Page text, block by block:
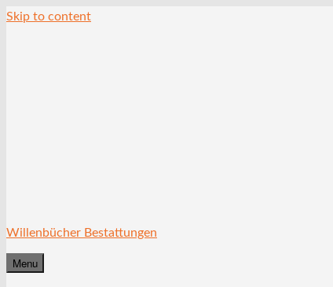
Skip to content
Willenbücher Bestattungen
Menu